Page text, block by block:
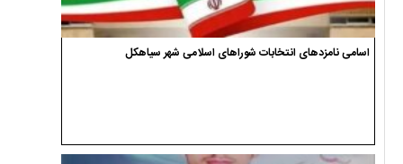
اسامی نامزدهای انتخابات شوراهای اسلامی شهر سیاهکل